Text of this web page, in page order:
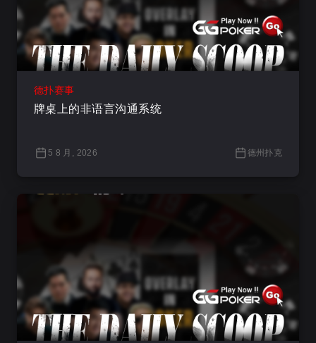
德扑赛事
牌桌上的非语言沟通系统
5 8 月, 2026 德州扑克